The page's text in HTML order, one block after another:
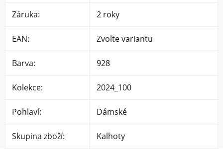
Záruka: 2 roky
EAN: Zvolte variantu
Barva: 928
Kolekce: 2024_100
Pohlaví: Dámské
Skupina zboží: Kalhoty